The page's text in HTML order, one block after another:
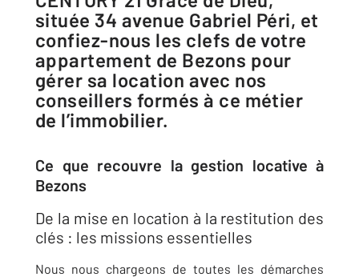
située 34 avenue Gabriel Péri, et
confiez-nous les clefs de votre
appartement de Bezons pour
gérer sa location avec nos
conseillers formés à ce métier
de l’immobilier.
Ce que recouvre la gestion locative à
Bezons
De la mise en location à la restitution des
clés : les missions essentielles
Nous nous chargeons de toutes les démarches